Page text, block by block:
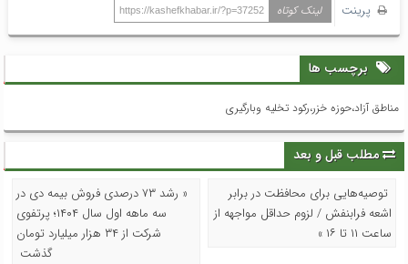
پرینت
لینک کوتاه https://kashefkhabar.ir/?p=37252
برچسب ها
مناطق آزاد،حوزه خزر،رکود تخلیه وبارگیری
مطلب قبل و بعد
توصیه‌هایی برای محافظت در برابر
اشعه فرابنفش / لزوم حداقل مواجهه از
ساعت ۱۱ تا ۱۶ »
« رشد ۷۳ درصدی فروش بیمه دی در
سه ماهه اول سال ۱۴۰۴؛ پرتفوی
شرکت از ۳۴ هزار میلیارد تومان
گذشت